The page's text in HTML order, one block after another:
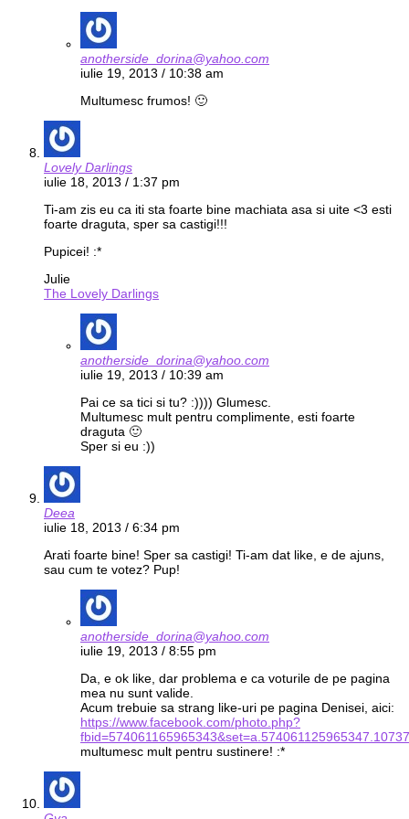
anotherside_dorina@yahoo.com
iulie 19, 2013 / 10:38 am
Multumesc frumos! 🙂
Lovely Darlings
iulie 18, 2013 / 1:37 pm
Ti-am zis eu ca iti sta foarte bine machiata asa si uite <3 esti
foarte draguta, sper sa castigi!!!
Pupicei! :*
Julie
The Lovely Darlings
anotherside_dorina@yahoo.com
iulie 19, 2013 / 10:39 am
Pai ce sa tici si tu? :)))) Glumesc.
Multumesc mult pentru complimente, esti foarte
draguta 🙂
Sper si eu :))
Deea
iulie 18, 2013 / 6:34 pm
Arati foarte bine! Sper sa castigi! Ti-am dat like, e de ajuns,
sau cum te votez? Pup!
anotherside_dorina@yahoo.com
iulie 19, 2013 / 8:55 pm
Da, e ok like, dar problema e ca voturile de pe pagina
mea nu sunt valide.
Acum trebuie sa strang like-uri pe pagina Denisei, aici:
https://www.facebook.com/photo.php?
multumesc mult pentru sustinere! :*